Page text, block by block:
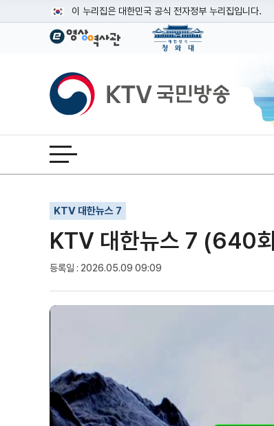
이 누리집은 대한민국 공식 전자정부 누리집입니다.
공식 누리집 주소 확인하기
이밖에 or.kr 또는 .kr등 다른 도메인 주소를 사용하고
운영중인 공식 누리집보기
KTV국민방송
전체메뉴 열기
KTV 대한뉴스 7
KTV 대한뉴스 7 (640
등록일 : 2026.05.09 09:09
기사인쇄
글자확대
글자축소